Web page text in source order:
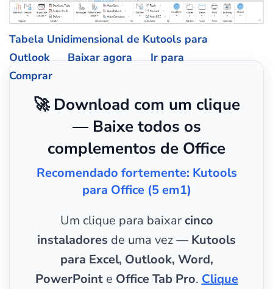
Tabela Unidimensional de Kutools para
Outlook
Baixar agora
Ir para
Comprar
🚀 Download com um clique
— Baixe todos os
complementos de Office
Recomendado fortemente: Kutools
para Office (5 em1)
Um clique para baixarcinco
instaladores de uma vez — Kutools
para Excel, Outlook, Word,
PowerPointe Office Tab Pro. Clique